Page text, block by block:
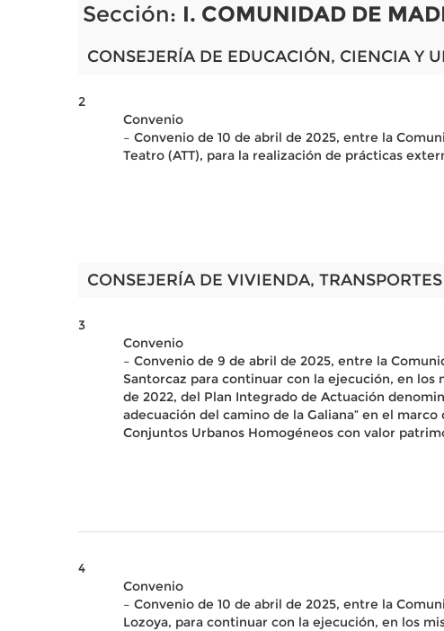
Sección: I. COMUNIDAD DE
CONSEJERÍA DE EDUCACIÓN, CIENCIA Y
2
Convenio
– Convenio de 10 de abril de 2025, entre la
Teatro (ATT), para la realización de prácticas
CONSEJERÍA DE VIVIENDA,
3
Convenio
– Convenio de 9 de abril de 2025, entre la
Santorcaz para continuar con la ejecución, en
de 2022, del Plan Integrado de Actuación
adecuación del camino de la Galiana” en el
Conjuntos Urbanos Homogéneos con valor
4
Convenio
– Convenio de 10 de abril de 2025, entre la
Lozoya, para continuar con la ejecución, en los